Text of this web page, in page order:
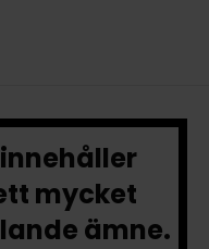
mycket
ämne.